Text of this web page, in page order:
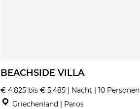
BEACHSIDE VILLA
€ 4.825 bis € 5.485 | Nacht | 10 Personen
Griechenland | Paros